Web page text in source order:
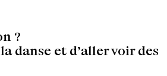
?
danse et d’aller voir des